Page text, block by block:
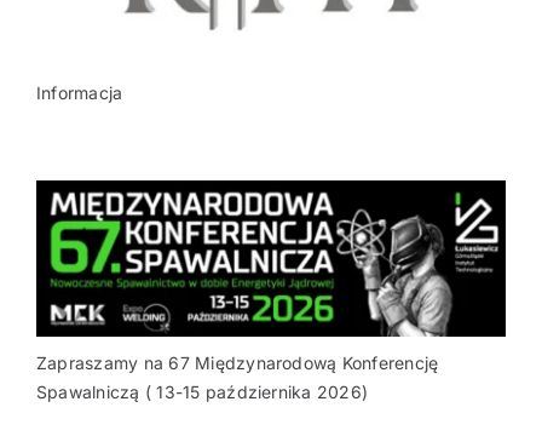
Informacja
Zapraszamy na 67 Międzynarodową Konferencję
Spawalniczą ( 13-15 października 2026)